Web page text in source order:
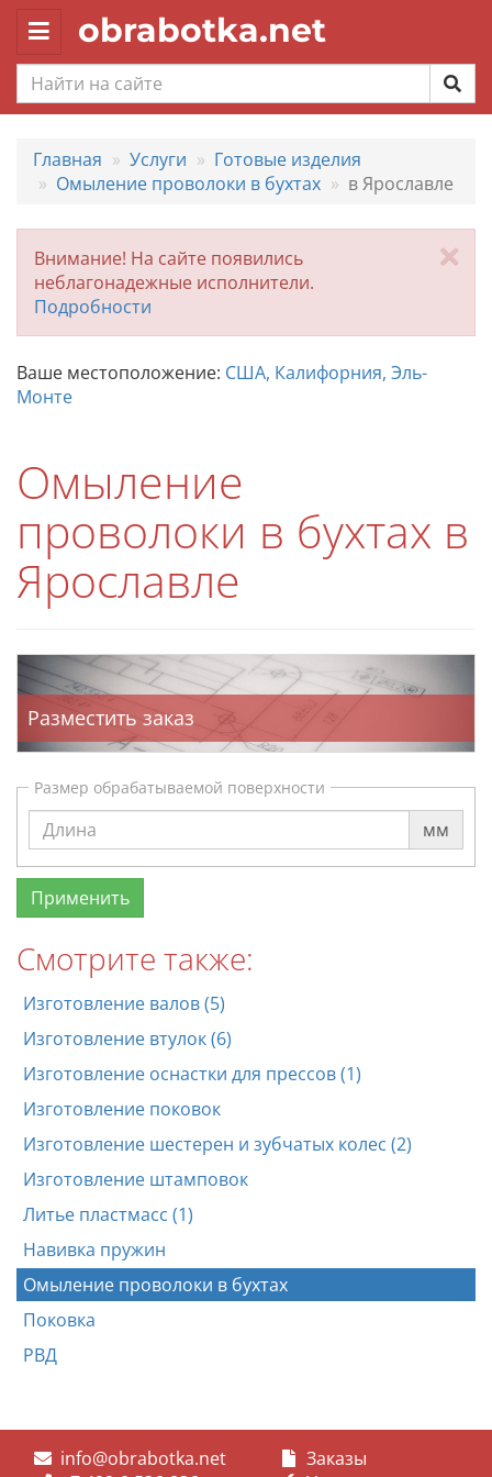
Toggle
navigation
obrabotka.net
Главная Услуги
Готовые изделия
Омыление проволоки в бухтах
в Ярославле
Внимание! На сайте появились
неблагонадежные исполнители.
Подробности
Ваше местоположение: США, Калифорния, Эль-
Монте
Омыление
проволоки в бухтах в
Ярославле
Разместить заказ
Размер обрабатываемой поверхности
мм
Смотрите также:
Изготовление валов (5)
Изготовление втулок (6)
Изготовление оснастки для прессов (1)
Изготовление поковок
Изготовление шестерен и зубчатых колес (2)
Изготовление штамповок
Литье пластмасс (1)
Навивка пружин
Омыление проволоки в бухтах
Поковка
РВД
info@obrabotka.net
Заказы